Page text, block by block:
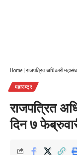
Home | राजपत्रित अधिकारी
महाराष्ट्र
राजपत्रित
दिन ७